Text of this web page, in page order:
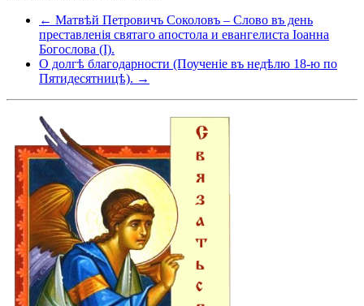
← Матвѣй Петровичъ Соколовъ – Слово въ день
преставленія святаго апостола и евангелиста Іоанна
Богослова (I).
О долгѣ благодарности (Поученіе въ недѣлю 18-ю по
Пятидесятницѣ). →